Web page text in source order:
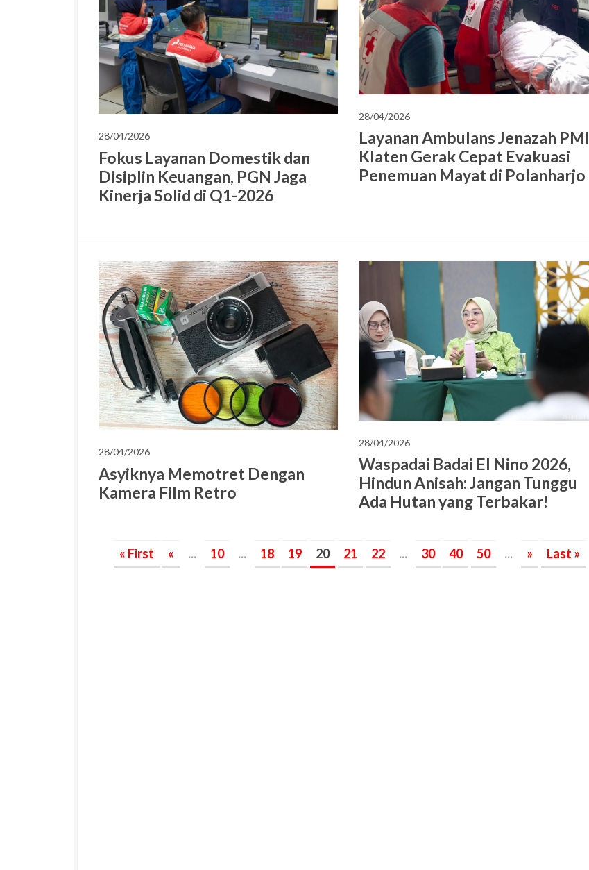
28/04/2026
Fokus Layanan Domestik dan
Disiplin Keuangan, PGN Jaga
Kinerja Solid di Q1-2026
28/04/2026
Layanan Ambulans Jenazah PMI
Klaten Gerak Cepat Evakuasi
Penemuan Mayat di Polanharjo
28/04/2026
Asyiknya Memotret Dengan
Kamera Film Retro
28/04/2026
Waspadai Badai El Nino 2026,
Hindun Anisah: Jangan Tunggu
Ada Hutan yang Terbakar!
« First « ... 10 ... 18 19 20 21 22 ... 30 40 50 ... » Last »